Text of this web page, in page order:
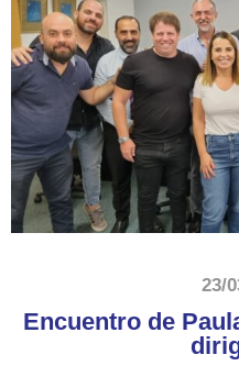
23/
Encuentro de